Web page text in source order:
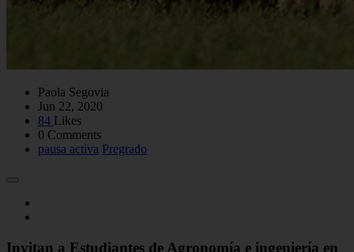
Paola Segovia
Jun 22, 2020
84 Likes
0 Comments
pausa activa Pregrado
Invitan a Estudiantes de Agronomía e ingeniería en